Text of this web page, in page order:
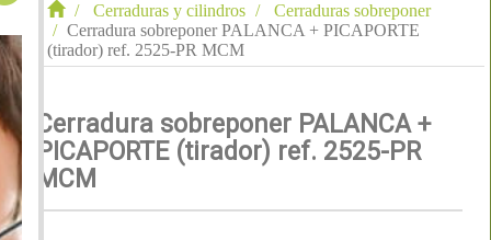
Cerraduras y cilindros
Cerraduras sobreponer
Cerradura sobreponer PALANCA + PICAPORTE
(tirador) ref. 2525-PR MCM
Cerradura sobreponer PALANCA +
PICAPORTE (tirador) ref. 2525-PR
MCM